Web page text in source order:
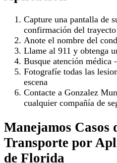
Capture una pantalla de
confirmación del
Anote el nombre del
Llame al 911 y obtenga
Busque atención médica
Fotografíe todas las
escena
Contacte a Gonzalez
cualquier compañía de
Manejamos Casos
Transporte por
de Florida